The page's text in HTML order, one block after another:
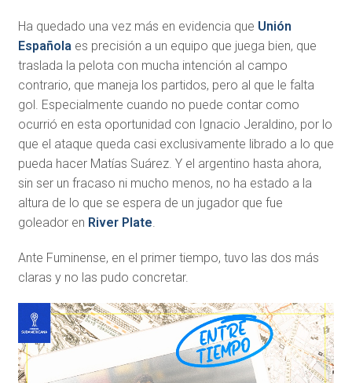
Ha quedado una vez más en evidencia que Unión
Españolaes precisión a un equipo que juega bien, que
traslada la pelota con mucha intención al campo
contrario, que maneja los partidos, pero al que le falta
gol. Especialmente cuando no puede contar como
ocurrió en esta oportunidad con Ignacio Jeraldino, por lo
que el ataque queda casi exclusivamente librado a lo que
pueda hacer Matías Suárez. Y el argentino hasta ahora,
sin ser un fracaso ni mucho menos, no ha estado a la
altura de lo que se espera de un jugador que fue
goleador en River Plate.
Ante Fuminense, en el primer tiempo, tuvo las dos más
claras y no las pudo concretar.